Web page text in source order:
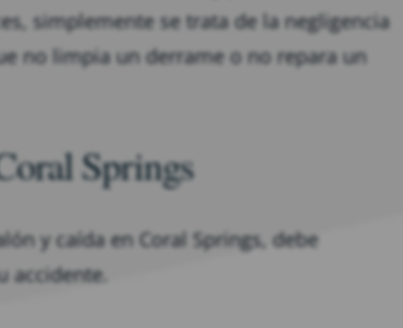
simplemente se trata de la negligencia
no limpia un derrame o no repara un
Springs
y caída en Coral Springs, debe
accidente.